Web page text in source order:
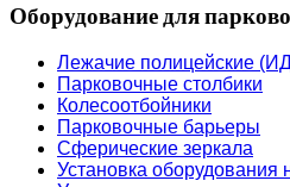
Оборудование для
Лежачие полицейские
Парковочные столбики
Колесоотбойники
Парковочные барьеры
Сферические зеркала
Установка оборудования